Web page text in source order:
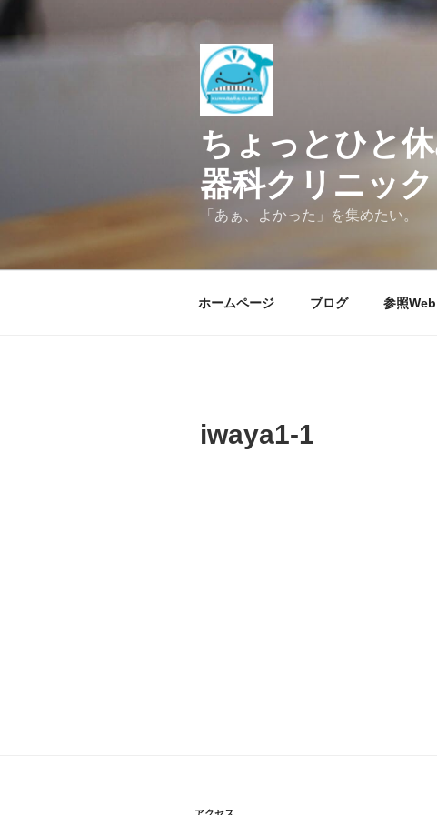
テ
ちょっとひと
器科クリニック
「あぁ、よかった」を集めたい。
ホームページ ブログ 参照
iwaya1-1